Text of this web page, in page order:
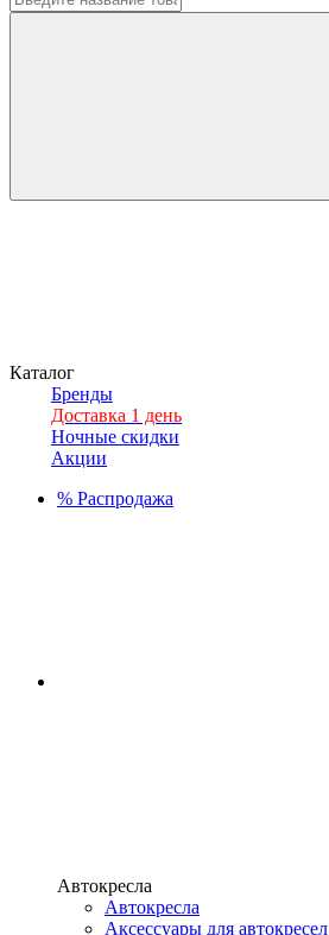
Каталог
Бренды
Доставка 1 день
Ночные скидки
Акции
% Распродажа
Автокресла
Автокресла
Аксессуары для автокресел